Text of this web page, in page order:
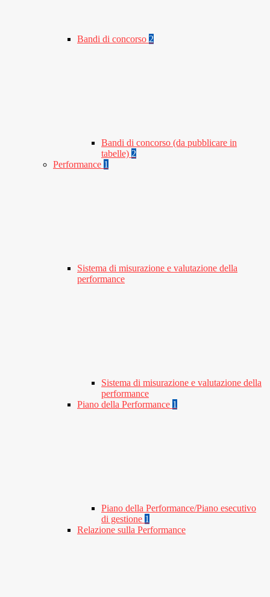
Bandi di concorso 2
Bandi di concorso (da pubblicare in
tabelle) 2
Performance 1
Sistema di misurazione e valutazione della
performance
Sistema di misurazione e valutazione della
performance
Piano della Performance 1
Piano della Performance/Piano esecutivo
di gestione 1
Relazione sulla Performance